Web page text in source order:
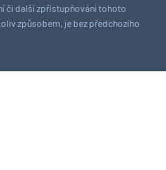
či další zpřístupňování tohoto
způsobem, je bez předchozího